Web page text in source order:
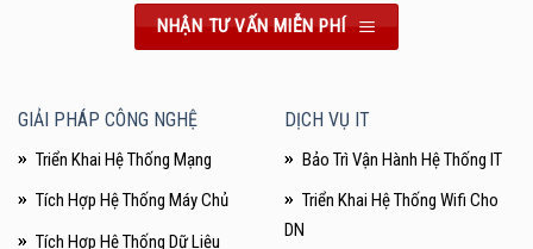
NHẬN TƯ VẤN MIỄN PHÍ
GIẢI PHÁP CÔNG NGHỆ
Triển Khai Hệ Thống Mạng
Tích Hợp Hệ Thống Máy Chủ
Tích Hợp Hệ Thống Dữ Liệu
DỊCH VỤ IT
Bảo Trì Vận Hành Hệ Thống IT
Triển Khai Hệ Thống Wifi Cho
DN